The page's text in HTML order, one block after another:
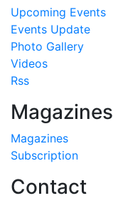
Upcoming Events
Events Update
Photo Gallery
Videos
Rss
Magazines
Magazines
Subscription
Contact